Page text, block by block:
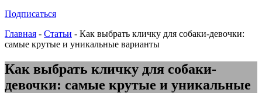
Подписаться
Главная - Статьи - Как выбрать кличку для собаки-девочки:
самые крутые и уникальные варианты
Как выбрать кличку для собаки-
девочки: самые крутые и уникальные